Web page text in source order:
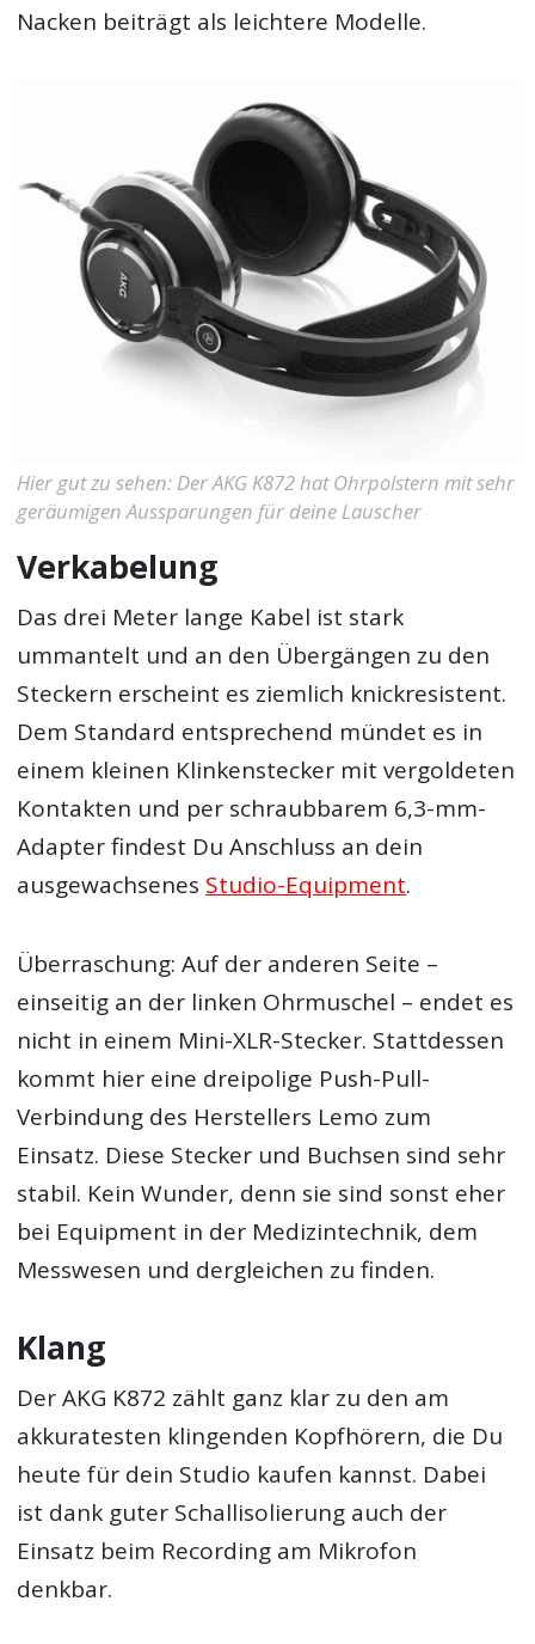
Nacken beiträgt als leichtere Modelle.
Hier gut zu sehen: Der AKG K872 hat Ohrpolstern mit sehr
geräumigen Aussparungen für deine Lauscher
Verkabelung
Das drei Meter lange Kabel ist stark
ummantelt und an den Übergängen zu den
Steckern erscheint es ziemlich knickresistent.
Dem Standard entsprechend mündet es in
einem kleinen Klinkenstecker mit vergoldeten
Kontakten und per schraubbarem 6,3-mm-
Adapter findest Du Anschluss an dein
ausgewachsenes Studio-Equipment.
Überraschung: Auf der anderen Seite –
einseitig an der linken Ohrmuschel – endet es
nicht in einem Mini-XLR-Stecker. Stattdessen
kommt hier eine dreipolige Push-Pull-
Verbindung des Herstellers Lemo zum
Einsatz. Diese Stecker und Buchsen sind sehr
stabil. Kein Wunder, denn sie sind sonst eher
bei Equipment in der Medizintechnik, dem
Messwesen und dergleichen zu finden.
Klang
Der AKG K872 zählt ganz klar zu den am
akkuratesten klingenden Kopfhörern, die Du
heute für dein Studio kaufen kannst. Dabei
ist dank guter Schallisolierung auch der
Einsatz beim Recording am Mikrofon
denkbar.